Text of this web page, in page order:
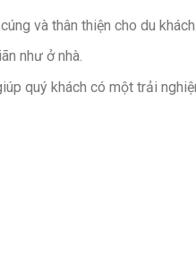
và thân thiện cho du
như ở nhà.
quý khách có một trải